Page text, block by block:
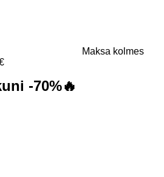
Maksa kolmes
-70%🔥